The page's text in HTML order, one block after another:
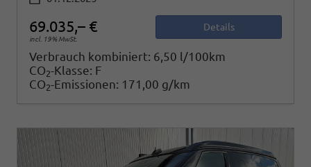
69.035,– €
incl. 19% MwSt.
Details
Verbrauch kombiniert: 6,50 l/100km
CO2-Klasse: F
CO2-Emissionen: 171,00 g/km